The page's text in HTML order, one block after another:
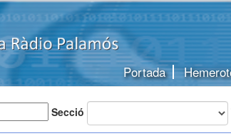
Portada
Secció